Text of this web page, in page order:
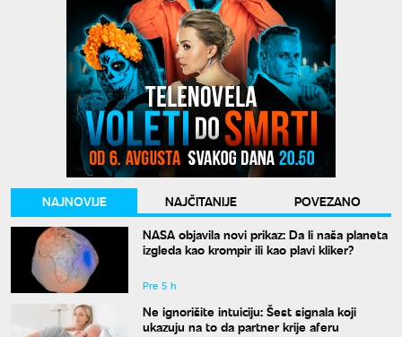
NAJNOVIJE NAJČITANIJE
POVEZANO
NASA objavila novi prikaz: Da li naša planeta
izgleda kao krompir ili kao plavi kliker?
Pre 5 h
Ne ignorišite intuiciju: Šest signala koji
ukazuju na to da partner krije aferu